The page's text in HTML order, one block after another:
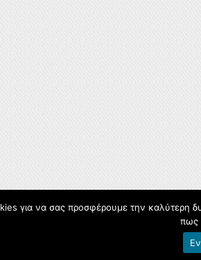
για να σας προσφέρουμε την καλύτερη
πως